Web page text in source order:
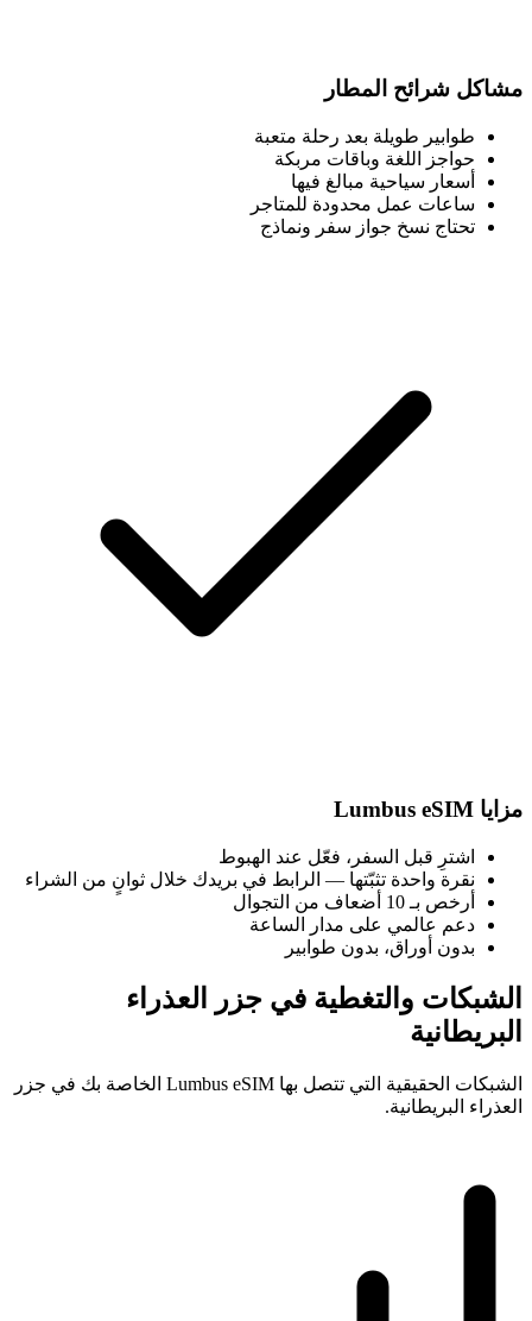
مشاكل شرائح المطار
طوابير طويلة بعد رحلة متعبة
حواجز اللغة وباقات مربكة
أسعار سياحية مبالغ فيها
ساعات عمل محدودة للمتاجر
تحتاج نسخ جواز سفر ونماذج
مزايا Lumbus eSIM
اشترِ قبل السفر، فعّل عند الهبوط
نقرة واحدة تثبّتها — الرابط في بريدك خلال ثوانٍ من الشراء
أرخص بـ 10 أضعاف من التجوال
دعم عالمي على مدار الساعة
بدون أوراق، بدون طوابير
الشبكات والتغطية في جزر العذراء
البريطانية
الشبكات الحقيقية التي تتصل بها Lumbus eSIM الخاصة بك في جزر
العذراء البريطانية.